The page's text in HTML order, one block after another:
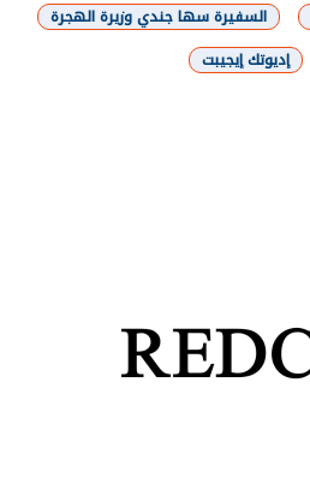
السفيرة سها جندي وزيرة الهجرة
إديوتك إيجيبت